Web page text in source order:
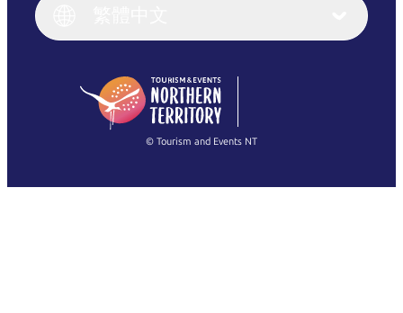
English (US)
English
(Singapore)
Français
繁體中文
© Tourism and Events NT